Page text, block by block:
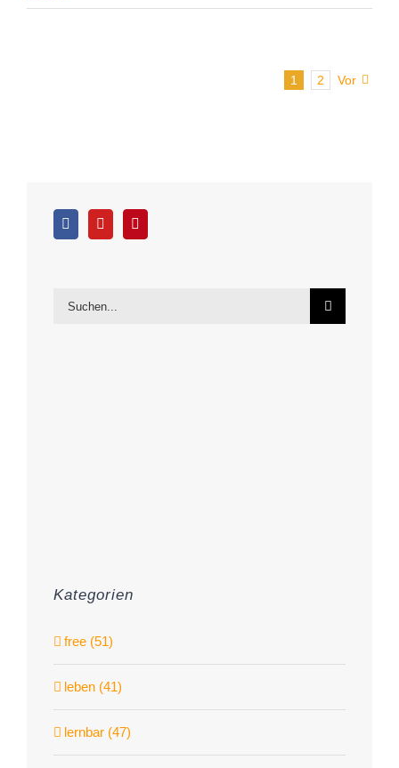
1 2 Vor
Suche
Kategorien
free (51)
leben (41)
lernbar (47)